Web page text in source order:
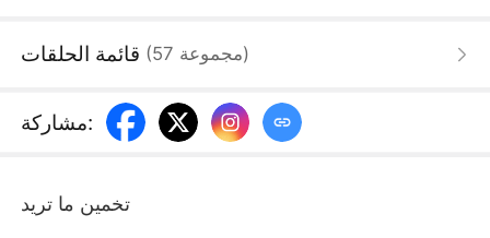
خاطف لمدة سبعة أيام ينتهي بالطلاق، لكن مع توهج
قائمة الحلقات (57 مجموعة)
مشاركة:
تخمين ما تريد